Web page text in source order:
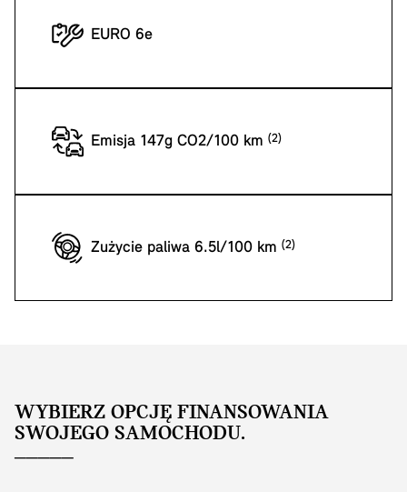
EURO 6e
Emisja 147g CO2/100 km
Zużycie paliwa 6.5l/100 km
WYBIERZ OPCJĘ FINANSOWANIA
SWOJEGO SAMOCHODU.